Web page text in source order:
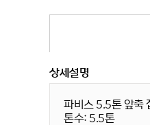
상세설명
파비스 5.5톤 앞축
톤수: 5.5톤